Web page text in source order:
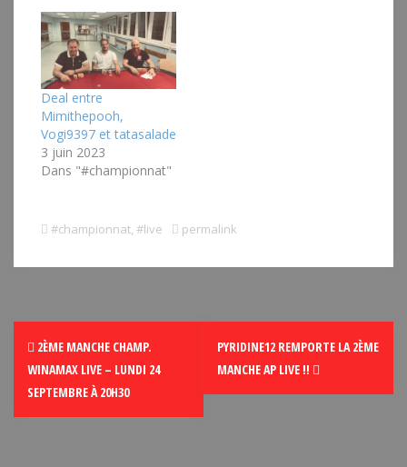
Deal entre
Mimithepooh,
Vogi9397 et tatasalade
3 juin 2023
Dans "#championnat"
#championnat, #live permalink
2ÈME MANCHE CHAMP.
WINAMAX LIVE – LUNDI 24
SEPTEMBRE À 20H30
PYRIDINE12 REMPORTE LA 2ÈME
MANCHE AP LIVE !!